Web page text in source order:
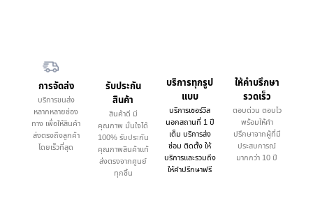
การจัดส่ง
บริการขนส่ง
หลากหลายช่อง
ทาง เพื่อให้สินค้า
ส่งตรงถึงลูกค้า
โดยเร็วที่สุด
รับประกัน
สินค้า
สินค้าดี มี
คุณภาพ มั่นใจได้
100% รับประกัน
คุณภาพสินค้าแท้
ส่งตรงจากศูนย์
ทุกชิ้น
บริการทุกรูป
แบบ
บริการเซอร์วิส
นอกสถานที่ 1 ปี
เต็ม บริการส่ง
ซ่อม ติดตั้ง ให้
บริการและรวมถึง
ให้คำปรึกษาฟรี
ให้คำบรึกษา
รวดเร็ว
ตอบด่วน ตอบไว
พร้อมให้คำ
ปรึกษาจากผู้ที่มี
ประสบการณ์
มากกว่า 10 ปี